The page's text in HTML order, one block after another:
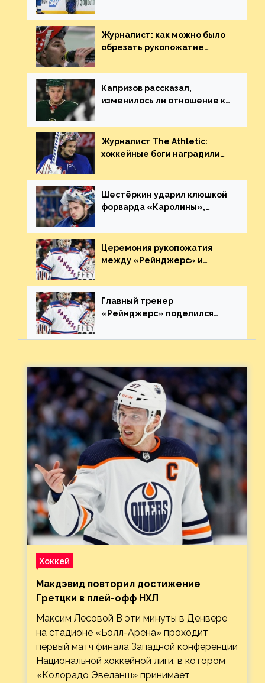
броске бутылкой в Кадри
Журналист: как можно было
обрезать рукопожатие
Плохая работа, ESPN
Капризов рассказал,
изменилось ли отношение к
Украине
Журналист The Athletic:
хоккейные боги наградили
великолепную игру
Шестёркин ударил клюшкой
форварда «Каролины»,
пятаке. Видео
Церемония рукопожатия
между «Рейнджерс» и
матча плей-офф. Видео
Главный тренер
«Рейнджерс» поделился
предстоящего финала
Хоккей
Макдэвид повторил достижение
Гретцки в плей-офф НХЛ
Максим Лесовой В эти минуты в Денвере
на стадионе «Болл-Арена» проходит
первый матч финала Западной конференции
Национальной хоккейной лиги, в котором
«Колорадо Эвеланш» принимает